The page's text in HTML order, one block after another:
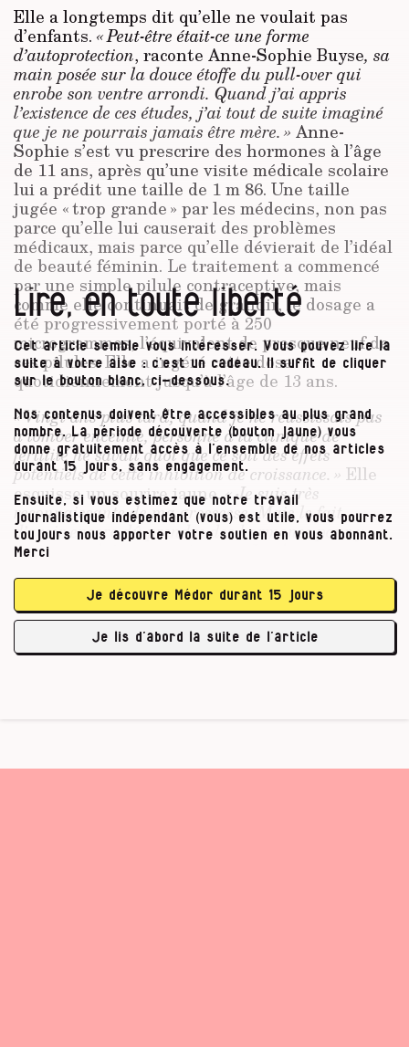
Elle a longtemps dit qu’elle ne voulait pas
d’enfants. « Peut-être était-ce une forme
d’autoprotection, raconte Anne-Sophie Buyse, sa
main posée sur la douce étoffe du pull-over qui
enrobe son ventre arrondi. Quand j’ai appris
l’existence de ces études, j’ai tout de suite imaginé
que je ne pourrais jamais être mère. » Anne-
Sophie s’est vu prescrire des hormones à l’âge
de 11 ans, après qu’une visite médicale scolaire
lui a prédit une taille de 1 m 86. Une taille
jugée « trop grande » par les médecins, non pas
parce qu’elle lui causerait des problèmes
médicaux, mais parce qu’elle dévierait de l’idéal
de beauté féminin. Le traitement a commencé
par une simple pilule contraceptive, mais
comme elle continuait de grandir, le dosage a
été progressivement porté à 250
microgrammes, l’équivalent de presque neuf de
ces pilules. Elle a ingéré cette dose
quotidiennement jusqu’à l’âge de 13 ans.
« Vingt ans plus tard, quand je ne réussissais pas
à tomber enceinte, personne à la clinique de
fertilité ne savait quoi que ce soit des effets
potentiels de cette inhibition de croissance. » Elle
esquisse un sourire jaune.« Je suis très
reconnaissante de ma grossesse. Mais le fait
d’avoir encore dû prendre des hormones pour y
arriver me laisse un goût amer. Les hormones me
problème. »
[Pour cette enquête,] nous avons rencontré six
femmes à qui les mêmes hormones ont été …
Lire, en toute liberté
Cet article semble vous intéresser. Vous pouvez lire la
suite à votre aise : c’est un cadeau. Il suffit de cliquer
sur le bouton blanc, ci-dessous.
Nos contenus doivent être accessibles au plus grand
nombre. La période découverte (bouton jaune) vous
donne gratuitement accès à l’ensemble de nos articles
durant 15 jours, sans engagement.
Ensuite, si vous estimez que notre travail
journalistique indépendant (vous) est utile, vous pourrez
toujours nous apporter votre soutien en vous abonnant.
Merci
Je découvre Médor durant 15 jours
Je lis d’abord la suite de l’article